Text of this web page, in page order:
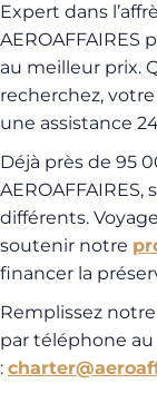
Expert dans
AEROAFFAIRES
au meilleur prix.
recherchez,
une assistance
Déjà près de 95
différents.
soutenir notre
financer la
Remplissez notre
par téléphone au
: